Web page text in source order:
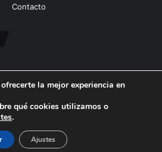
Contacto
los derechos reservados |
la mejor experiencia en
qué cookies utilizamos o
.
Ajustes